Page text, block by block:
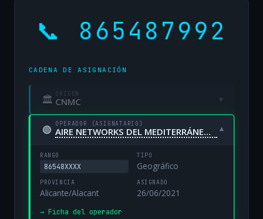
📞 865487992
CADENA DE ASIGNACIÓN
🏛 ORIGEN
CNMC ▾
🟢 OPERADOR (ASIGNATARIO)
AIRE NETWORKS DEL MEDITERRÁNEO, S.L. UNIPERSONAL ▾
RANGO
86548XXXX
TIPO
Geográfico
PROVINCIA
Alicante/Alacant
ASIGNADO
26/06/2021
→ Ficha del operador